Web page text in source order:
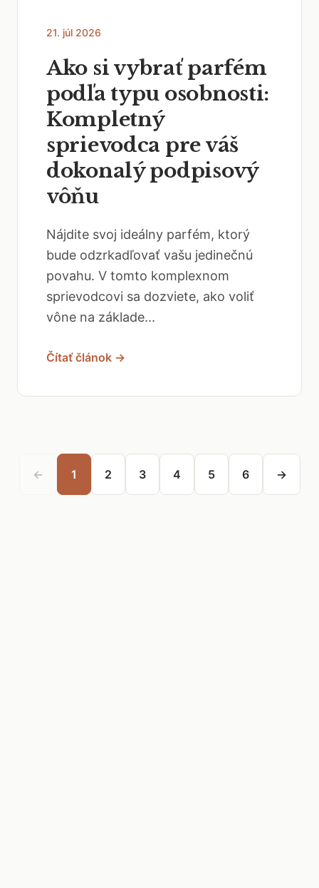
21. júl 2026
Ako si vybrať parfém
podľa typu osobnosti:
Kompletný
sprievodca pre váš
dokonalý podpisový
vôňu
Nájdite svoj ideálny parfém, ktorý
bude odzrkadľovať vašu jedinečnú
povahu. V tomto komplexnom
sprievodcovi sa dozviete, ako voliť
vône na základe...
Čítať článok →
← 1 2 3 4 5 6 →